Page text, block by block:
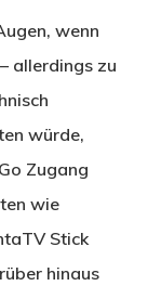
wenn
allerdings zu
würde,
Zugang
wie
Stick
hinaus